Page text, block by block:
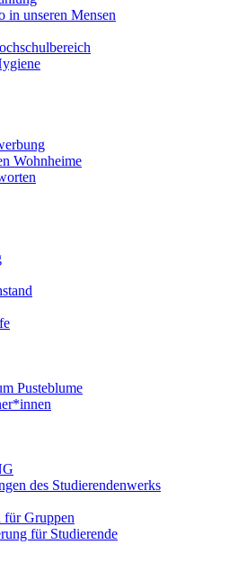
in unseren Mensen
Wohnheime
Pusteblume
des Studierendenwerks
für Gruppen
für Studierende